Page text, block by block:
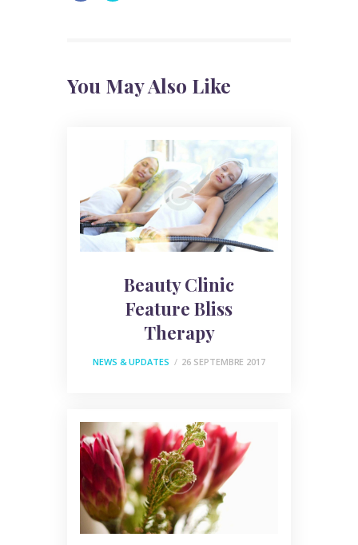
You May Also Like
Beauty Clinic
Feature Bliss
Therapy
NEWS & UPDATES 26 SEPTEMBRE 2017